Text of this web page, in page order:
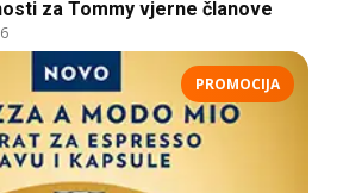
za Tommy vjerne članove
PROMOCIJA